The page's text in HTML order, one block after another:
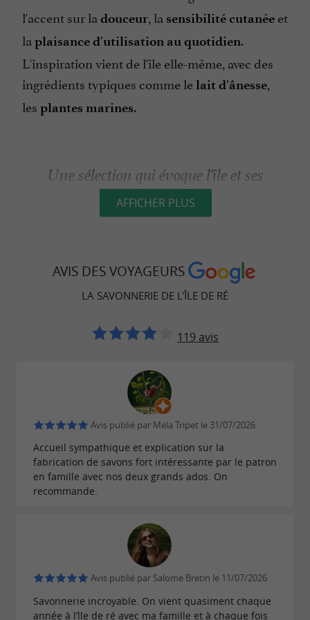
l'accent sur la douceur , la sensibilité cutanée et
la plaisance d'utilisation au quotidien.
L'inspiration vient de l'île elle-même, avec des
ingrédients typiques comme lelait d'ânesse
les plantes marines.
Une sélection qui évoque l'île et ses
éléments naturels
Baleinestraduit l'esprit de l'île, entre océan,
salines et végétation dunaire. Lessavons
sobriété, disponibles à la pièce ou
les articles les plus choisis par les visiteurs en
souvenir élégant
simple et raffiné.
En complément, la boutique propose une
sélection desels marins pour le bain
parfumées,sprays mains délicatement
accessoires de salle de bain
matériaux naturels. Chaque référence est
pensée pour répondre à une
quotidienne, avec des formats adaptés à la
maison comme aux vacances.
AFFICHER PLUS
AVIS DES VOYAGEURS
LA SAVONNERIE DE L'ÎLE DE RÉ
119 avis
Avis publié par Mela Tripet le 31/07/2026
Accueil sympathique et explication sur la
fabrication de savons fort intéressante par le patron
en famille avec nos deux grands ados. On
recommande.
Avis publié par Salome Bretin le 11/07/2026
Savonnerie incroyable. On vient quasiment chaque
année à l’île de ré avec ma famille et à chaque fois